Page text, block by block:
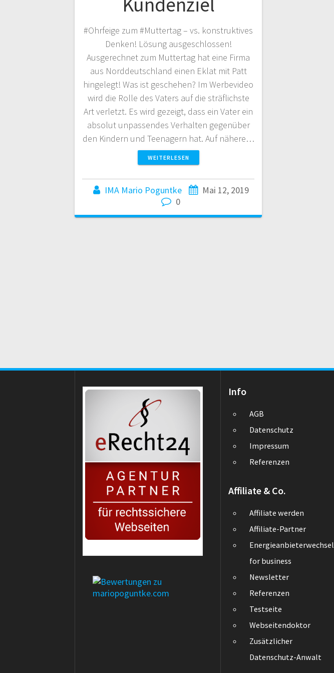
#Ohrfeige zum #Muttertag – vs. konstruktives
Denken! Lösung ausgeschlossen!
Ausgerechnet zum Muttertag hat eine Firma
aus Norddeutschland einen Eklat mit Patt
hingelegt! Was ist geschehen? Im Werbevideo
wird die Rolle des Vaters auf die sträflichste
Art verletzt. Es wird gezeigt, dass ein Vater ein
absolut unpassendes Verhalten gegenüber
den Kindern und Teenagern hat. Auf nähere…
WEITERLESEN
IMA Mario Poguntke
Mai 12, 2019
0
Info
AGB
Datenschutz
Impressum
Referenzen
Affiliate & Co.
Affiliate werden
Affiliate-Partner
Energieanbieterwechsel
for business
Newsletter
Referenzen
Testseite
Webseitendoktor
Zusätzlicher
Datenschutz-Anwalt